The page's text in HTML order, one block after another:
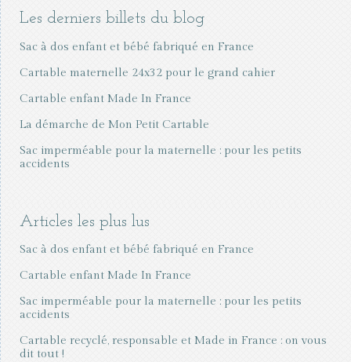
Les derniers billets du blog
Sac à dos enfant et bébé fabriqué en France
Cartable maternelle 24x32 pour le grand cahier
Cartable enfant Made In France
La démarche de Mon Petit Cartable
Sac imperméable pour la maternelle : pour les petits
accidents
Articles les plus lus
Sac à dos enfant et bébé fabriqué en France
Cartable enfant Made In France
Sac imperméable pour la maternelle : pour les petits
accidents
Cartable recyclé, responsable et Made in France : on vous
dit tout !